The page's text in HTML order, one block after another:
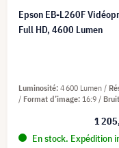
Epson EB-L260F
Full HD, 4600 Lumen
Luminosité 4 600 Lumen
Format d’image 16:9
1
En stock. Expédition